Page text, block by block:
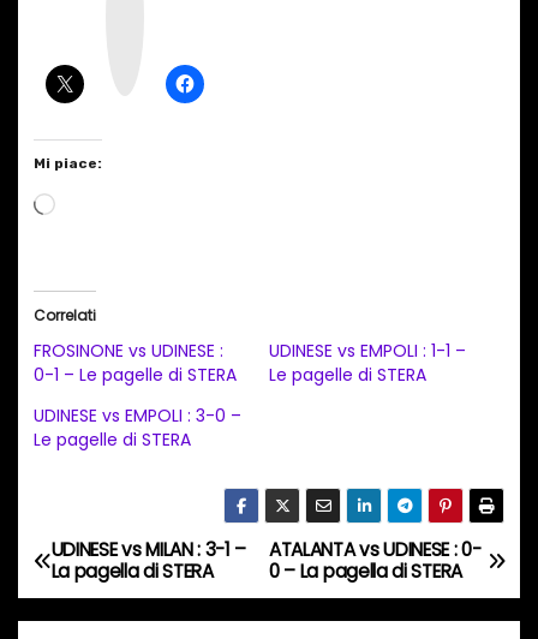
Mi piace:
C
a
m
e
o
i
n
Correlati
FROSINONE vs UDINESE :
0-1 – Le pagelle di STERA
UDINESE vs EMPOLI : 1-1 –
Le pagelle di STERA
UDINESE vs EMPOLI : 3-0 –
Le pagelle di STERA
N
a
ATALANTA vs UDINESE : 0-
0 – La pagella di STERA
UDINESE vs MILAN : 3-1 –
La pagella di STERA